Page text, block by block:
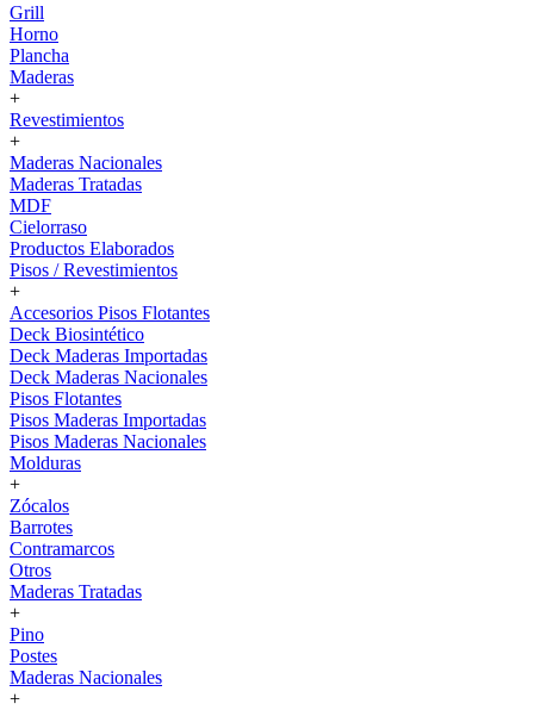
Grill
Horno
Plancha
Maderas
+
Revestimientos
+
Maderas Nacionales
Maderas Tratadas
MDF
Cielorraso
Productos Elaborados
Pisos / Revestimientos
+
Accesorios Pisos Flotantes
Deck Biosintético
Deck Maderas Importadas
Deck Maderas Nacionales
Pisos Flotantes
Pisos Maderas Importadas
Pisos Maderas Nacionales
Molduras
+
Zócalos
Barrotes
Contramarcos
Otros
Maderas Tratadas
+
Pino
Postes
Maderas Nacionales
+